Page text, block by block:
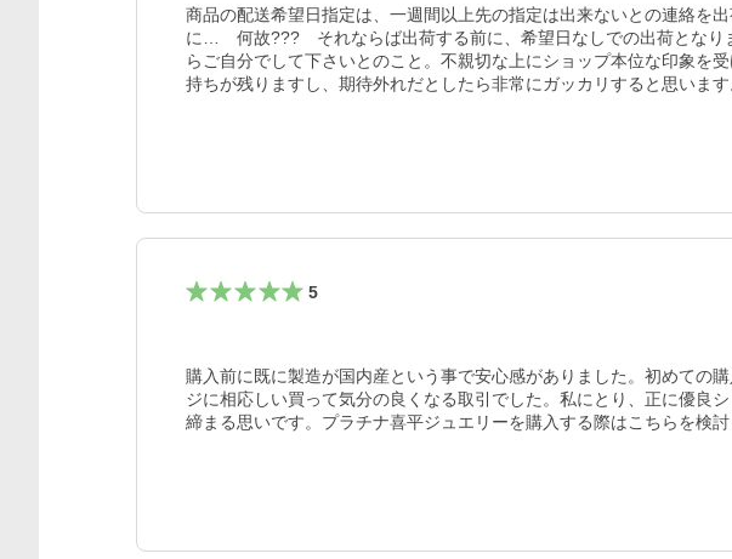
商品の配送希望日指定は、一週間以上先の指定は出来ないとの連絡を
に…　何故???　それならば出荷する前に、希望日なしでの出荷とな
らご自分でして下さいとのこと。不親切な上にショップ本位な印象を
持ちが残りますし、期待外れだとしたら非常にガッカリすると思います
5
購入前に既に製造が国内産という事で安心感がありました。初めての
ジに相応しい買って気分の良くなる取引でした。私にとり、正に優良
締まる思いです。プラチナ喜平ジュエリーを購入する際はこちらを検